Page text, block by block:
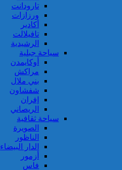
تارودانت
ورزازات
أكادير
تافيلالت
الرشيدية
سياحة جبلية
أوكايمدن
مراكش
بني ملال
شفشاون
إفران
الريصاني
سياحة ثقافية
الصويرة
الناظور
الدار البيضاء
أزمور
فاس